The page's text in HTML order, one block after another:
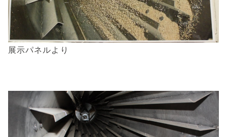
展示パネルより